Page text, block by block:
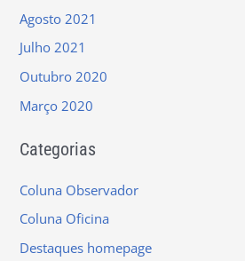
Agosto 2021
Julho 2021
Outubro 2020
Março 2020
Categorias
Coluna Observador
Coluna Oficina
Destaques homepage